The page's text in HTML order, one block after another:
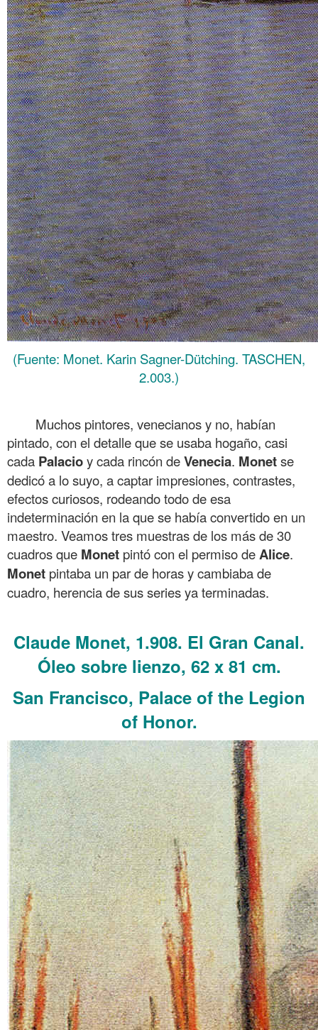
(Fuente: Monet. Karin Sagner-Dütching. TASCHEN,
2.003.)
Muchos pintores, venecianos y no, habían
pintado, con el detalle que se usaba hogaño, casi
cada Palacioy cada rincón deVenecia. Monetse
dedicó a lo suyo, a captar impresiones, contrastes,
efectos curiosos, rodeando todo de esa
indeterminación en la que se había convertido en un
maestro. Veamos tres muestras de los más de 30
cuadros que Monet pintó con el permiso deAlice.
Monet pintaba un par de horas y cambiaba de
cuadro, herencia de sus series ya terminadas.
Claude Monet, 1.908. El Gran Canal.
Óleo sobre lienzo, 62 x 81 cm.
San Francisco, Palace of the Legion
of Honor.